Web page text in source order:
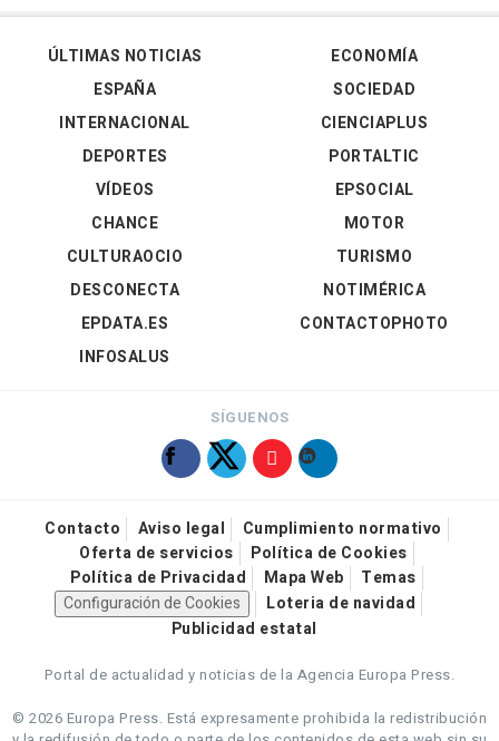
ÚLTIMAS NOTICIAS
ESPAÑA
INTERNACIONAL
DEPORTES
VÍDEOS
ECONOMÍA
SOCIEDAD
CIENCIAPLUS
PORTALTIC
EPSOCIAL
CHANCE
CULTURAOCIO
DESCONECTA
EPDATA.ES
INFOSALUS
MOTOR
TURISMO
NOTIMÉRICA
CONTACTOPHOTO
SÍGUENOS
Contacto Aviso legal
Cumplimiento normativo
Oferta de servicios
Política de Cookies
Política de Privacidad
Mapa Web
Temas
Configuración de Cookies
Loteria de navidad
Publicidad estatal
Portal de actualidad y noticias de la Agencia Europa Press.
© 2026 Europa Press. Está expresamente prohibida la redistribución